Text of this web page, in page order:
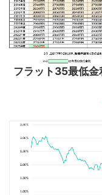
フラット35最低